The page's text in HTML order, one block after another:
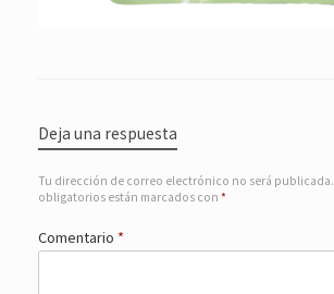
Deja una respuesta
Tu dirección de correo electrónico no será publicada.
obligatorios están marcados con *
Comentario *